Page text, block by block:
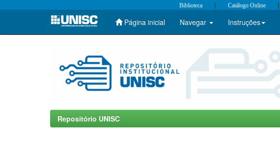
Skip
Biblioteca | Catálogo Online |
Página inicial Navegar Instruções
Repositório UNISC